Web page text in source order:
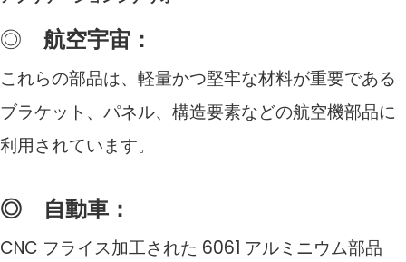
◎ 航空宇宙：
これらの部品は、軽量かつ堅牢な材料が重要である
ブラケット、パネル、構造要素などの航空機部品に
利用されています。
◎ 自動車：
CNC フライス加工された 6061 アルミニウム部品